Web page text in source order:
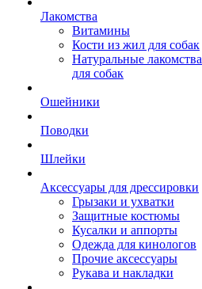
Лакомства
Витамины
Кости из жил для собак
Натуральные лакомства
для собак
Ошейники
Поводки
Шлейки
Аксессуары для дрессировки
Грызаки и ухватки
Защитные костюмы
Кусалки и аппорты
Одежда для кинологов
Прочие аксессуары
Рукава и накладки